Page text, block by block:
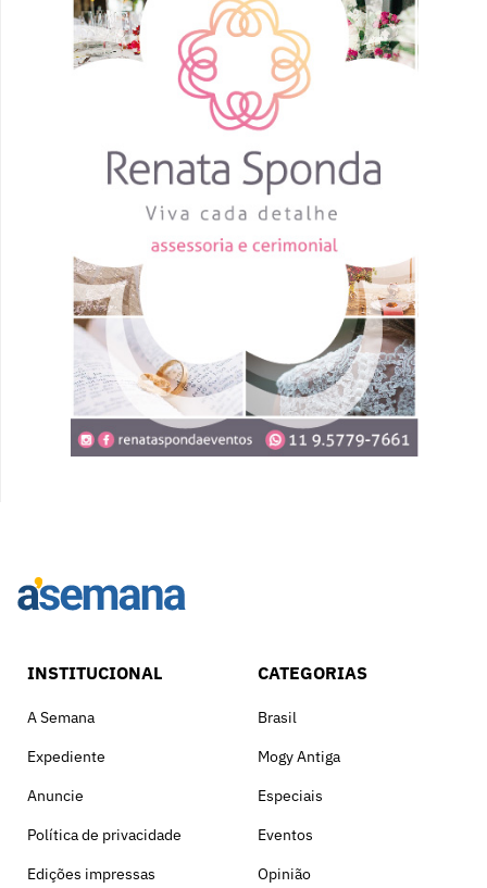
INSTITUCIONAL
A Semana
Expediente
Anuncie
Política de privacidade
Edições impressas
CATEGORIAS
Brasil
Mogy Antiga
Especiais
Eventos
Opinião